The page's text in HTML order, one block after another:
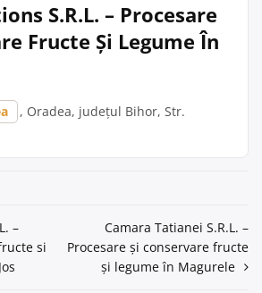
S.R.L. – Procesare
Fructe Și Legume În
, Oradea, județul Bihor, Str.
–
si
Camara Tatianei S.R.L. –
Procesare și conservare fructe
și legume în Magurele